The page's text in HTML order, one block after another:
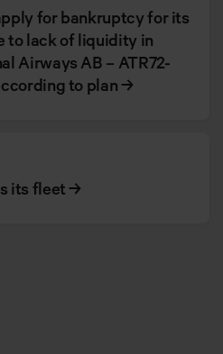
for bankruptcy for its
to lack of liquidity in
Airways AB – ATR72-
to plan→
its fleet→